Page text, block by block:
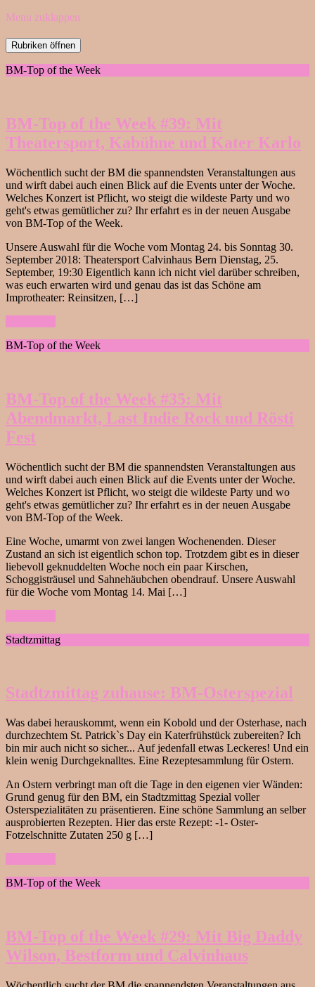
Menu zuklappen
Rubriken öffnen
BM-Top of the Week
BM-Top of the Week #39: Mit
Theatersport, Kabühne und Kater Karlo
Wöchentlich sucht der BM die spannendsten Veranstaltungen aus
und wirft dabei auch einen Blick auf die Events unter der Woche.
Welches Konzert ist Pflicht, wo steigt die wildeste Party und wo
geht's etwas gemütlicher zu? Ihr erfahrt es in der neuen Ausgabe
von BM-Top of the Week.
Unsere Auswahl für die Woche vom Montag 24. bis Sonntag 30.
September 2018: Theatersport Calvinhaus Bern Dienstag, 25.
September, 19:30 Eigentlich kann ich nicht viel darüber schreiben,
was euch erwarten wird und genau das ist das Schöne am
Improtheater: Reinsitzen, […]
BM-Top of the Week
BM-Top of the Week #35: Mit
Abendmarkt, Last Indie Rock und Rösti
Fest
Wöchentlich sucht der BM die spannendsten Veranstaltungen aus
und wirft dabei auch einen Blick auf die Events unter der Woche.
Welches Konzert ist Pflicht, wo steigt die wildeste Party und wo
geht's etwas gemütlicher zu? Ihr erfahrt es in der neuen Ausgabe
von BM-Top of the Week.
Eine Woche, umarmt von zwei langen Wochenenden. Dieser
Zustand an sich ist eigentlich schon top. Trotzdem gibt es in dieser
liebevoll geknuddelten Woche noch ein paar Kirschen,
Schoggisträusel und Sahnehäubchen obendrauf. Unsere Auswahl
für die Woche vom Montag 14. Mai […]
Stadtzmittag
Stadtzmittag zuhause: BM-Osterspezial
Was dabei herauskommt, wenn ein Kobold und der Osterhase, nach
durchzechtem St. Patrick`s Day ein Katerfrühstück zubereiten? Ich
bin mir auch nicht so sicher... Auf jedenfall etwas Leckeres! Und ein
klein wenig Durchgeknalltes. Eine Rezeptesammlung für Ostern.
An Ostern verbringt man oft die Tage in den eigenen vier Wänden:
Grund genug für den BM, ein Stadtzmittag Spezial voller
Osterspezialitäten zu präsentieren. Eine schöne Sammlung an selber
ausprobierten Rezepten. Hier das erste Rezept: -1- Oster-
Fotzelschnitte Zutaten 250 g […]
BM-Top of the Week
BM-Top of the Week #29: Mit Big Daddy
Wilson, Bestform und Calvinhaus